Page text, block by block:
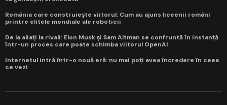
România care construiește viitorul: Cum au ajuns liceenii români
printre elitele mondiale ale roboticii
De la aliați la rivali: Elon Musk și Sam Altman se confruntă în instanță
într-un proces care poate schimba viitorul OpenAI
Internetul intră într-o nouă eră: nu mai poți avea încredere în ceea
ce vezi